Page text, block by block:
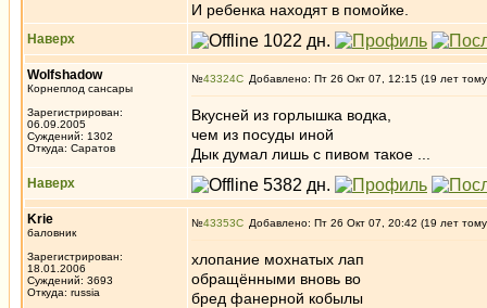
И ребенка находят в помойке.
Наверх
Wolfshadow
Корнеплод сансары
Зарегистрирован:
06.09.2005
Суждений: 1302
Откуда: Саратов
№43324 Добавлено: Пт 26 Окт 07, 12:15 (19 лет
Вкусней из горлышка водка,
чем из посуды иной
Дык думал лишь с пивом такое ...
Наверх
Krie
баловник
Зарегистрирован:
18.01.2006
Суждений: 3693
Откуда: russia
№43353 Добавлено: Пт 26 Окт 07, 20:42 (19 лет
хлопание мохнатых лап
обращёнными вновь во
бред фанерной кобылы